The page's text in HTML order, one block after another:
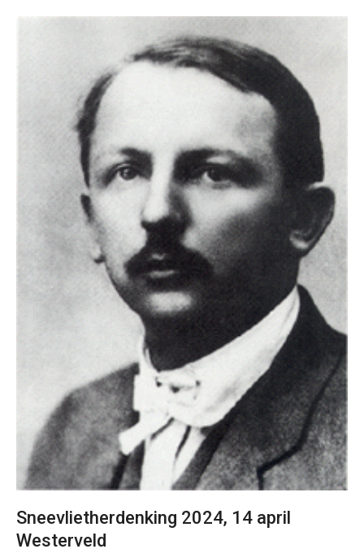
Sneevlietherdenking 2024, 14 april
Westerveld